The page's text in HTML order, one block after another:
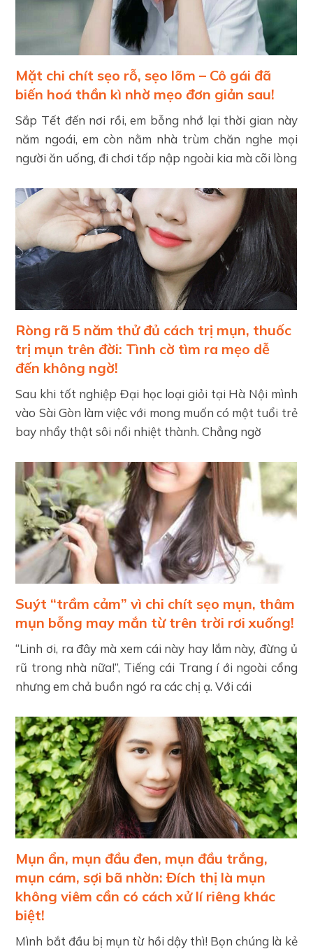
Mặt chi chít sẹo rỗ, sẹo lõm – Cô gái đã
biến hoá thần kì nhờ mẹo đơn giản sau!
Sắp Tết đến nơi rồi, em bỗng nhớ lại thời gian này
năm ngoái, em còn nằm nhà trùm chăn nghe mọi
người ăn uống, đi chơi tấp nập ngoài kia mà cõi lòng
Ròng rã 5 năm thử đủ cách trị mụn, thuốc
trị mụn trên đời: Tình cờ tìm ra mẹo dễ
đến không ngờ!
Sau khi tốt nghiệp Đại học loại giỏi tại Hà Nội mình
vào Sài Gòn làm việc với mong muốn có một tuổi trẻ
bay nhẩy thật sôi nổi nhiệt thành. Chẳng ngờ
Suýt “trầm cảm” vì chi chít sẹo mụn, thâm
mụn bỗng may mắn từ trên trời rơi xuống!
“Linh ơi, ra đây mà xem cái này hay lắm này, đừng ủ
rũ trong nhà nữa!”, Tiếng cái Trang í ới ngoài cổng
nhưng em chả buồn ngó ra các chị ạ. Với cái
Mụn ẩn, mụn đầu đen, mụn đầu trắng,
mụn cám, sợi bã nhờn: Đích thị là mụn
không viêm cần có cách xử lí riêng khác
biệt!
Mình bắt đầu bị mụn từ hồi dậy thì! Bọn chúng là kẻ